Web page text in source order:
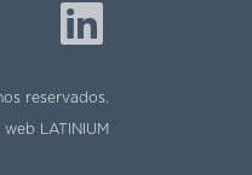
reservados.
web LATINIUM